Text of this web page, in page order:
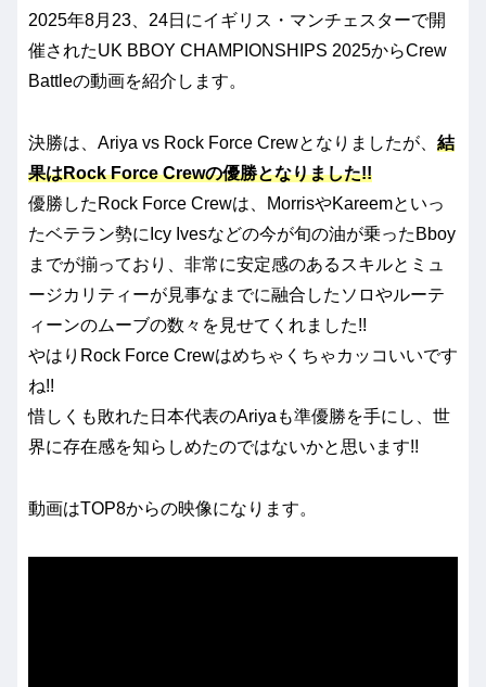
2025年8月23、24日にイギリス・マンチェスターで開
催されたUK BBOY CHAMPIONSHIPS 2025からCrew
Battleの動画を紹介します。
決勝は、Ariya vs Rock Force Crewとなりましたが、 結
果はRock Force Crewの優勝となりました!!
優勝したRock Force Crewは、MorrisやKareemといっ
たベテラン勢にIcy Ivesなどの今が旬の油が乗ったBboy
までが揃っており、非常に安定感のあるスキルとミュ
ージカリティーが見事なまでに融合したソロやルーテ
ィーンのムーブの数々を見せてくれました!!
やはりRock Force Crewはめちゃくちゃカッコいいです
ね!!
惜しくも敗れた日本代表のAriyaも準優勝を手にし、世
界に存在感を知らしめたのではないかと思います!!
動画はTOP8からの映像になります。